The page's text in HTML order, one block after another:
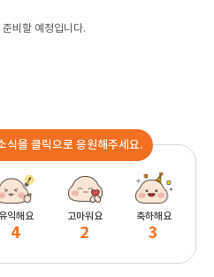
비할 예정입니다.
식을 클릭으로 응원해주세요.
유익해요
4
고마워요
2
축하해요
3